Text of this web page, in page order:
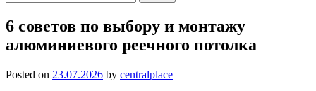
6 советов по выбору и монтажу
алюминиевого реечного потолка
Posted on 23.07.2026 by centralplace